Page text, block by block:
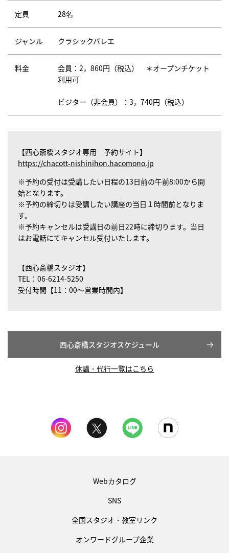
定員 28名
ジャンル クラシックバレエ
料金
会員：2，860円（税込） ＊オープンチケット
利用可
ビジター（非会員）：3，740円（税込）
【西心斎橋スタジオ専用 予約サイト】
https://chacott-nishinihon.hacomono.jp
※予約の受付は受講したい日程の13日前の午前8:00から開
始となります。
※予約の締切りは受講したい講座の当日１時間前となりま
す。
※予約キャンセルは受講日の前日22時に締切ります。当日
はお電話にてキャンセル受付いたします。
【西心斎橋スタジオ】
TEL：06-6214-5250
受付時間【11：00～営業時間内】
西心斎橋スタジオスケジュール
休講・代行一覧はこちら
Webカタログ
SNS
全国スタジオ・教室リンク
オンワードグループ企業